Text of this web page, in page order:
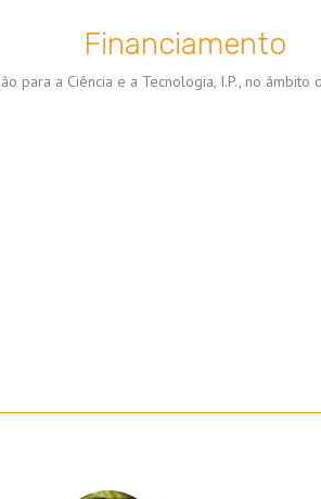
Financiamento
para a Ciência e a Tecnologia, I.P., no